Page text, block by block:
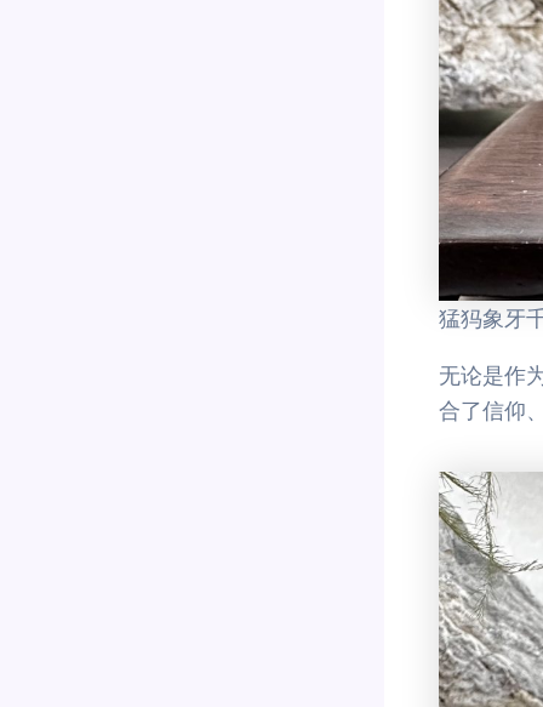
猛犸象牙
无论是作
合了信仰